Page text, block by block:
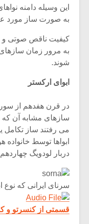
این وسیله دامنه
به صورت ساز مورد
کیفیت ناقص صوتی
به مرور زمان
شوند.
ابوای ارکستر
در قرن هفدهم از
سازهای مشابه آن که
می رفتند ساز تکامل
ابواها توسط
دربار لودویگ
سرنای ایرانی که نوع
قسمتی از کنسرتو و
متن
شیش
اگر